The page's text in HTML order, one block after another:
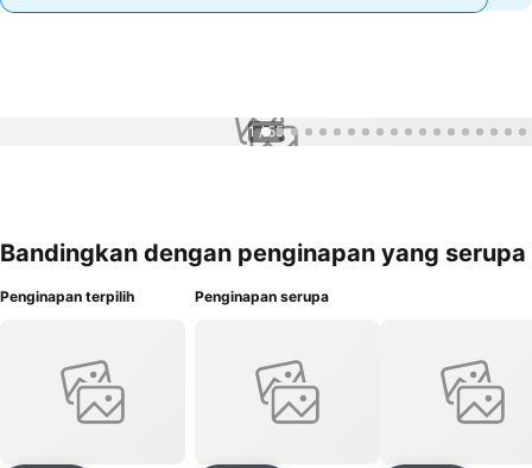
1 / 55
Bandingkan dengan penginapan yang serupa
Penginapan terpilih Penginapan serupa